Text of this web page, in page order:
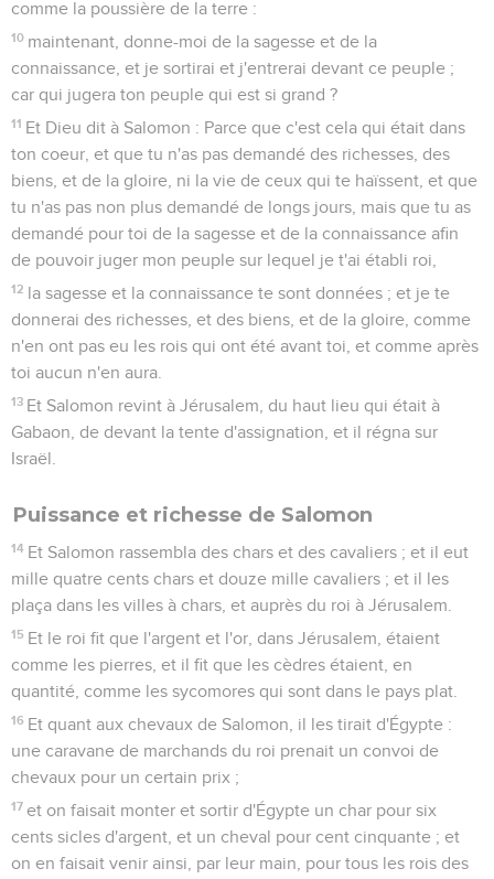
comme la poussière de la terre :
10 maintenant, donne-moi de la sagesse et de la
connaissance, et je sortirai et j'entrerai devant ce peuple ;
car qui jugera ton peuple qui est si grand ?
11 Et Dieu dit à Salomon : Parce que c'est cela qui était dans
ton coeur, et que tu n'as pas demandé des richesses, des
biens, et de la gloire, ni la vie de ceux qui te haïssent, et que
tu n'as pas non plus demandé de longs jours, mais que tu as
demandé pour toi de la sagesse et de la connaissance afin
de pouvoir juger mon peuple sur lequel je t'ai établi roi,
12 la sagesse et la connaissance te sont données ; et je te
donnerai des richesses, et des biens, et de la gloire, comme
n'en ont pas eu les rois qui ont été avant toi, et comme après
toi aucun n'en aura.
13 Et Salomon revint à Jérusalem, du haut lieu qui était à
Gabaon, de devant la tente d'assignation, et il régna sur
Israël.
Puissance et richesse de Salomon
14 Et Salomon rassembla des chars et des cavaliers ; et il eut
mille quatre cents chars et douze mille cavaliers ; et il les
plaça dans les villes à chars, et auprès du roi à Jérusalem.
15 Et le roi fit que l'argent et l'or, dans Jérusalem, étaient
comme les pierres, et il fit que les cèdres étaient, en
quantité, comme les sycomores qui sont dans le pays plat.
16 Et quant aux chevaux de Salomon, il les tirait d'Égypte :
une caravane de marchands du roi prenait un convoi de
chevaux pour un certain prix ;
17 et on faisait monter et sortir d'Égypte un char pour six
cents sicles d'argent, et un cheval pour cent cinquante ; et
on en faisait venir ainsi, par leur main, pour tous les rois des